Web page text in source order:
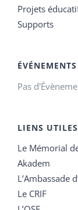
Projets
Supports
ÉVÉNEMENTS
Pas
LIENS UTILES
Le Mémorial
Akadem
L’Ambassade
Le CRIF